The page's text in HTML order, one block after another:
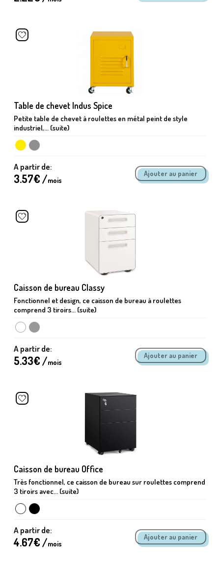
Table de chevet Indus Spice
Petite table de chevet à roulettes en métal peint de style
industriel,... (suite)
A partir de:
3.57€ /mois
Caisson de bureau Classy
Fonctionnel et design, ce caisson de bureau à roulettes
comprend 3 tiroirs... (suite)
A partir de:
5.33€ /mois
Caisson de bureau Office
Très fonctionnel, ce caisson de bureau sur roulettes comprend
3 tiroirs avec... (suite)
A partir de:
4.67€ /mois